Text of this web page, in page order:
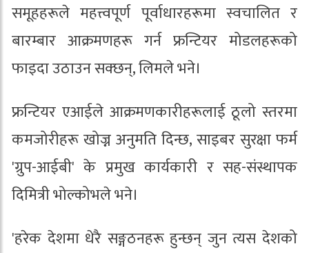
समूहहरूले महत्त्वपूर्ण पूर्वाधारहरूमा स्वचालित र
बारम्बार आक्रमणहरू गर्न फ्रन्टियर मोडलहरूको
फाइदा उठाउन सक्छन्, लिमले भने।
फ्रन्टियर एआईले आक्रमणकारीहरूलाई ठूलो स्तरमा
कमजोरीहरू खोज्न अनुमति दिन्छ, साइबर सुरक्षा फर्म
'ग्रुप-आईबी' के प्रमुख कार्यकारी र सह-संस्थापक
दिमित्री भोल्कोभले भने।
'हरेक देशमा धेरै सङ्गठनहरू हुन्छन् जुन त्यस देशको